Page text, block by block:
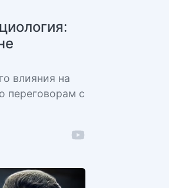
влияния на
переговорам с